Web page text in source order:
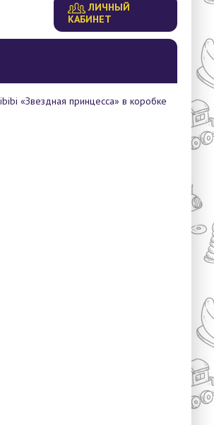
ЛИЧНЫЙ
КАБИНЕТ
«Звездная принцесса» в коробке